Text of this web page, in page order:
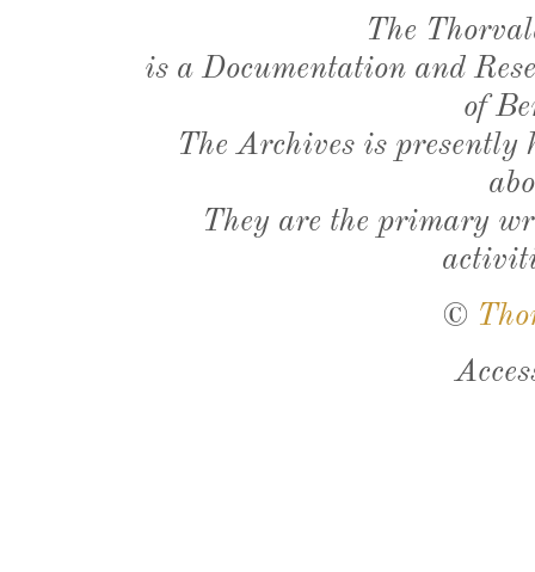
The
is a Documentation and
of
The Archives is presently
They are the primary
©